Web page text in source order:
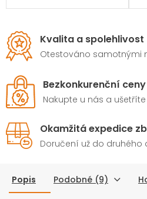
Kvalita a spolehlivost
Otestováno samotnými
Bezkonkurenční ceny
Nakupte u nás a ušetříte
Okamžitá expedice
Doručení už do druhého
Popis Podobné (9)